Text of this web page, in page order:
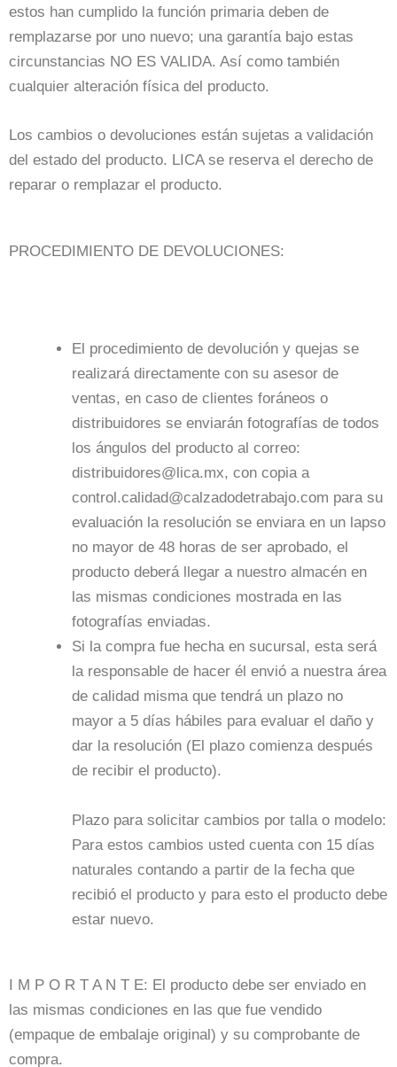
estos han cumplido la función primaria deben de
remplazarse por uno nuevo; una garantía bajo estas
circunstancias NO ES VALIDA. Así como también
cualquier alteración física del producto.
Los cambios o devoluciones están sujetas a validación
del estado del producto. LICA se reserva el derecho de
reparar o remplazar el producto.
PROCEDIMIENTO DE DEVOLUCIONES:
El procedimiento de devolución y quejas se
realizará directamente con su asesor de
ventas, en caso de clientes foráneos o
distribuidores se enviarán fotografías de todos
los ángulos del producto al correo:
distribuidores@lica.mx, con copia a
control.calidad@calzadodetrabajo.com para su
evaluación la resolución se enviara en un lapso
no mayor de 48 horas de ser aprobado, el
producto deberá llegar a nuestro almacén en
las mismas condiciones mostrada en las
fotografías enviadas.
Si la compra fue hecha en sucursal, esta será
la responsable de hacer él envió a nuestra área
de calidad misma que tendrá un plazo no
mayor a 5 días hábiles para evaluar el daño y
dar la resolución (El plazo comienza después
de recibir el producto).
Plazo para solicitar cambios por talla o modelo:
Para estos cambios usted cuenta con 15 días
naturales contando a partir de la fecha que
recibió el producto y para esto el producto debe
estar nuevo.
I M P O R T A N T E: El producto debe ser enviado en
las mismas condiciones en las que fue vendido
(empaque de embalaje original) y su comprobante de
compra.